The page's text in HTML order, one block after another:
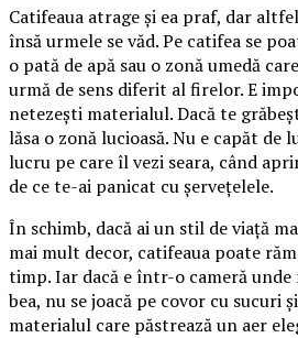
Catifeaua atrage și ea praf, dar
însă urmele se văd. Pe catifea se
o pată de apă sau o zonă umedă
urmă de sens diferit al firelor. E
netezești materialul. Dacă te
lăsa o zonă lucioasă. Nu e capăt de
lucru pe care îl vezi seara, când
de ce te-ai panicat cu șervețelele.
În schimb, dacă ai un stil de viață
mai mult decor, catifeaua poate
timp. Iar dacă e într-o cameră unde
bea, nu se joacă pe covor cu sucuri
materialul care păstrează un aer